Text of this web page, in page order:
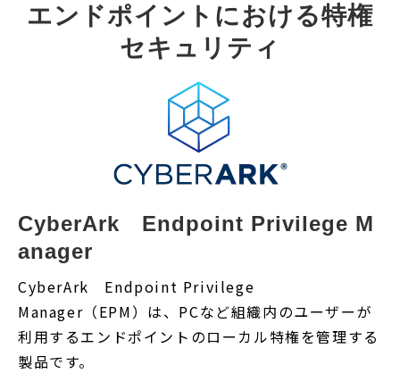
エンドポイントにおける特権
セキュリティ
CyberArk　Endpoint Privilege M
anager
CyberArk Endpoint Privilege
Manager（EPM）は、PCなど組織内のユーザーが
利用するエンドポイントのローカル特権を管理する
製品です。